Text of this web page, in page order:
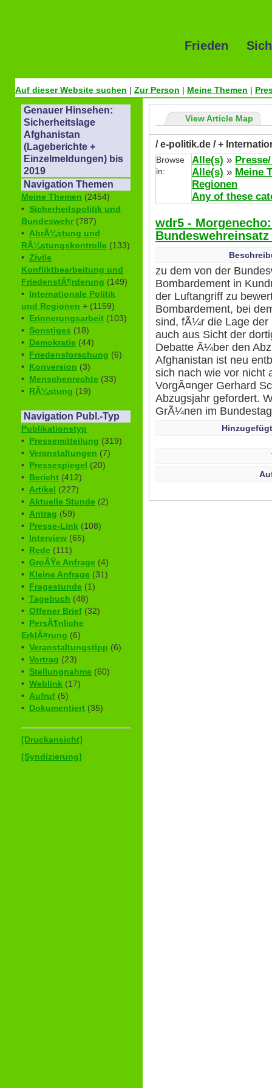
Frieden
Auf dieser Website suchen | Zur Person | Meine Themen |
Genauer Hinsehen:
Sicherheitslage
Afghanistan
(Lageberichte +
Einzelmeldungen) bis
2019
Navigation Themen
Meine Themen (2454)
• Sicherheitspolitik und
Bundeswehr (787)
• AbrÃ¼stung und
RÃ¼stungskontrolle (133)
• Zivile
Konfliktbearbeitung und
FriedensfÃ¶rderung (149)
• Internationale Politik
und Regionen + (1159)
• Erinnerungsarbeit (103)
• Sonstiges (18)
• Demokratie (44)
• Friedensforschung (6)
• Konversion (3)
• Menschenrechte (33)
• RÃ¼stung (19)
Navigation Publ.-Typ
Publikationstyp
• Pressemitteilung (319)
• Veranstaltungen (7)
• Pressespiegel (20)
• Bericht (412)
• Artikel (227)
• Aktuelle Stunde (2)
• Antrag (59)
• Presse-Link (108)
• Interview (65)
• Rede (111)
• GroÃŸe Anfrage (4)
• Kleine Anfrage (31)
• Fragestunde (1)
• Tagebuch (48)
• Offener Brief (32)
• PersÃ¶nliche
ErklÃ¤rung (6)
• Veranstaltungstipp (6)
• Vortrag (23)
• Stellungnahme (60)
• Weblink (17)
• Aufruf (5)
• Dokumentiert (35)
[Druckansicht]
[Syndizierung]
View Article Map
/ e-politik.de / +
Browse
in:
Alle(s) »
Alle(s) » Meine
Regionen
Any of these
wdr5 -
zu dem von der
Bombardement in
der Luftangriff zu
Bombardement, bei
sind, fÃ¼r die Lage
auch aus Sicht der
Debatte Ã¼ber den
Afghanistan ist neu
sich nach wie vor nicht
VorgÃ¤nger Gerhard
Abzugsjahr gefordert.
GrÃ¼nen im